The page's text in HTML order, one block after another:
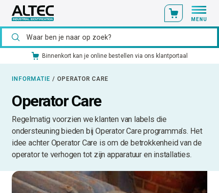
MENU
Ons catalogusmateriaal standaard uit voorraad leverbaar
INFORMATIE / OPERATOR CARE
Operator Care
Regelmatig voorzien we klanten van labels die
ondersteuning bieden bij Operator Care programma’s. Het
idee achter Operator Care is om de betrokkenheid van de
operator te verhogen tot zijn apparatuur en installaties.